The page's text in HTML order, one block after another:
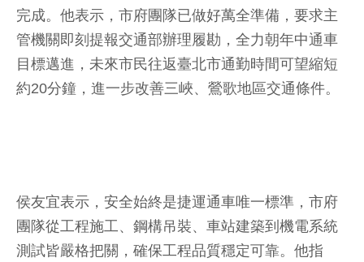
完成。他表示，市府團隊已做好萬全準備，要求主
管機關即刻提報交通部辦理履勘，全力朝年中通車
目標邁進，未來市民往返臺北市通勤時間可望縮短
約20分鐘，進一步改善三峽、鶯歌地區交通條件。
侯友宜表示，安全始終是捷運通車唯一標準，市府
團隊從工程施工、鋼構吊裝、車站建築到機電系統
測試皆嚴格把關，確保工程品質穩定可靠。他指